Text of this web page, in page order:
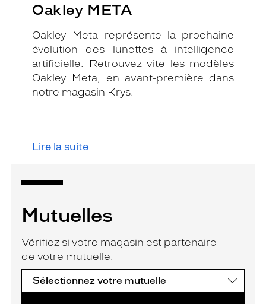
Oakley META
Oakley Meta représente la prochaine
évolution des lunettes à intelligence
artificielle. Retrouvez vite les modèles
Oakley Meta, en avant-première dans
notre magasin Krys.
Lire la suite
Mutuelles
Vérifiez si votre magasin est partenaire
de votre mutuelle.